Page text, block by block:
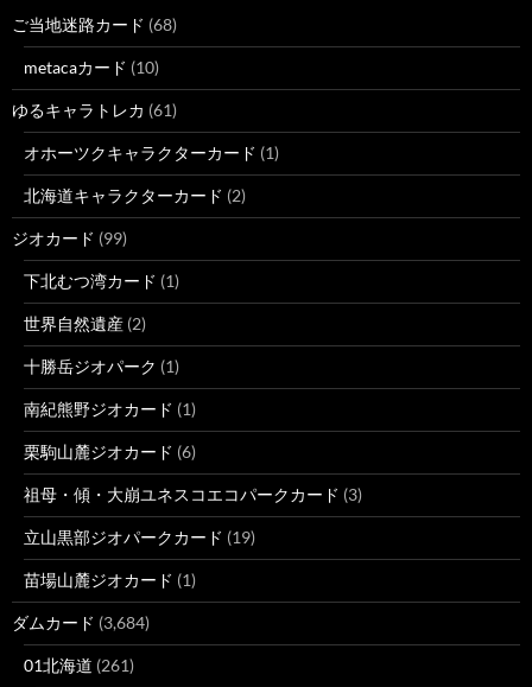
ご当地迷路カード (68)
metacaカード (10)
ゆるキャラトレカ (61)
オホーツクキャラクターカード (1)
北海道キャラクターカード (2)
ジオカード (99)
下北むつ湾カード (1)
世界自然遺産 (2)
十勝岳ジオパーク (1)
南紀熊野ジオカード (1)
栗駒山麓ジオカード (6)
祖母・傾・大崩ユネスコエコパークカード (3)
立山黒部ジオパークカード (19)
苗場山麓ジオカード (1)
ダムカード (3,684)
01北海道 (261)